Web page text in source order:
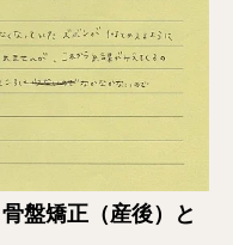
盤矯正（産後）と